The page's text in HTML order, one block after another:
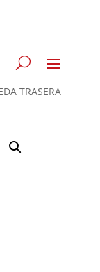
TRASERA